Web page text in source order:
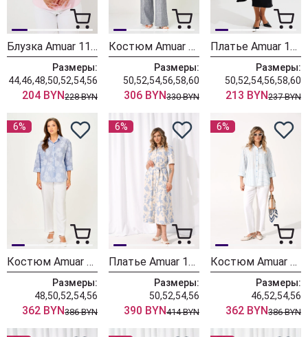
Блузка Amuar 1135 розовый
Размеры:
44,46,48,50,52,54,56
204 BYN228 BYN
Костюм Amuar 1046 полоска
Размеры:
50,52,54,56,58,60
306 BYN330 BYN
Платье Amuar 1044-1
Размеры:
50,52,54,56,58,60
213 BYN237 BYN
6%
Костюм Amuar 1122 цветы
Размеры:
48,50,52,54,56
362 BYN386 BYN
6%
Платье Amuar 1128
Размеры:
50,52,54,56
390 BYN414 BYN
6%
Костюм Amuar 1122
Размеры:
46,52,54,56
362 BYN386 BYN